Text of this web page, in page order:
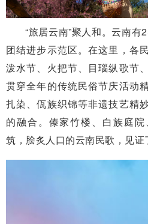
“旅居云南”聚人和。云南有
团结进步示范区。在这里，各
泼水节、火把节、目瑙纵歌节
贯穿全年的传统民俗节庆活动
扎染、佤族织锦等非遗技艺精
的融合。傣家竹楼、白族庭
筑，脍炙人口的云南民歌，见证